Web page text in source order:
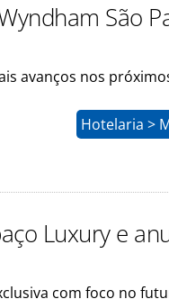
São
avanços nos
Hotelaria >
Luxury e
com foco no